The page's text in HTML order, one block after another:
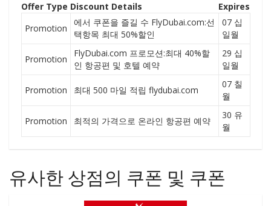
Offer Type Discount Details
Expires
Promotion
에서 쿠폰을 즐길 수 FlyDubai.com:선
택항목 최대 50%할인
07 십
일월
Promotion
FlyDubai.com 프로모션:최대 40%할
인 항공편 및 호텔 예약
29 십
일월
Promotion 최대 500 마일 적립 flydubai.com
07 칠
월
Promotion 최적의 가격으로 온라인 항공편 예약
30 유
월
유사한 상점의 쿠폰 및 쿠폰